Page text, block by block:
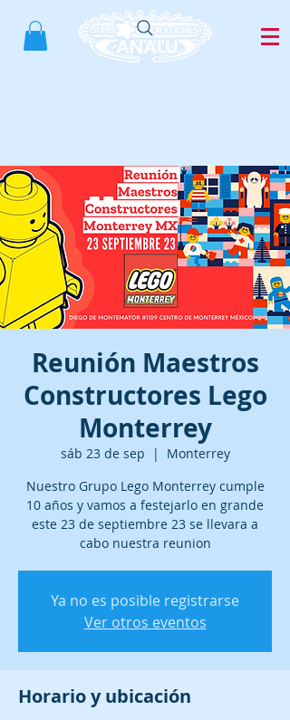
Reunión Maestros
Constructores Lego
Monterrey
sáb 23 de sep
  |
Monterrey
Nuestro Grupo Lego Monterrey cumple
10 años y vamos a festejarlo en grande
este 23 de septiembre 23 se llevara a
cabo nuestra reunion
Ya no es posible registrarse
Ver otros eventos
Horario y ubicación